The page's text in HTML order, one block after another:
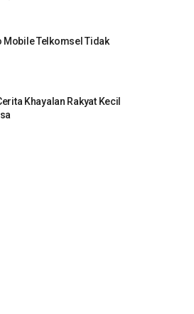
Mobile Telkomsel Tidak
Khayalan Rakyat Kecil